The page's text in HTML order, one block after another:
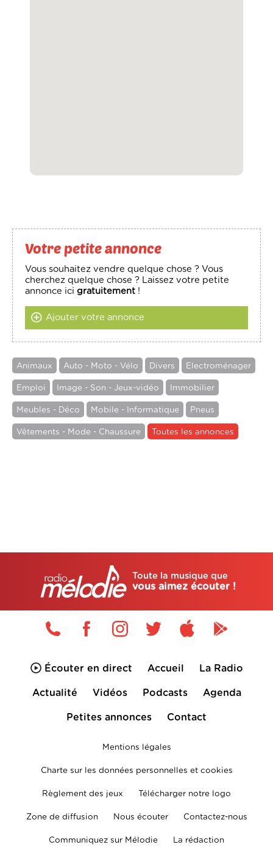
Votre petite annonce
Vous souhaitez vendre quelque chose ? Vous
cherchez quelque chose ? Laissez votre petite
annonce icigratuitement !
Ajouter votre annonce
Animaux Auto - Moto - Vélo Divers Electroménager
Emploi Image - Son - Jeux-vidéo Immobilier
Meubles - Déco Mobile - Informatique Pneus
Vêtements - Mode - Chaussure Toutes les annonces
Toute la musique que
vous aimez écouter !
Écouter en direct Accueil La Radio
Actualité Vidéos Podcasts Agenda
Petites annonces Contact
Mentions légales
Charte sur les données personnelles et cookies
Règlement des jeux Télécharger notre logo
Zone de diffusion Nous écouter Contactez-nous
Communiquez sur Mélodie La rédaction